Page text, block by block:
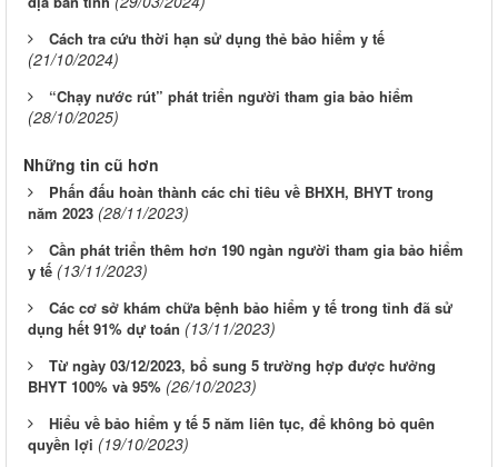
Cách tra cứu thời hạn sử dụng thẻ bảo hiểm y tế
(21/10/2024)
“Chạy nước rút” phát triển người tham gia bảo hiểm
(28/10/2025)
Những tin cũ hơn
Phấn đấu hoàn thành các chỉ tiêu về BHXH, BHYT trong
năm 2023 (28/11/2023)
Cần phát triển thêm hơn 190 ngàn người tham gia bảo hiểm
y tế (13/11/2023)
Các cơ sở khám chữa bệnh bảo hiểm y tế trong tỉnh đã sử
dụng hết 91% dự toán (13/11/2023)
Từ ngày 03/12/2023, bổ sung 5 trường hợp được hưởng
BHYT 100% và 95% (26/10/2023)
Hiểu về bảo hiểm y tế 5 năm liên tục, để không bỏ quên
quyền lợi (19/10/2023)